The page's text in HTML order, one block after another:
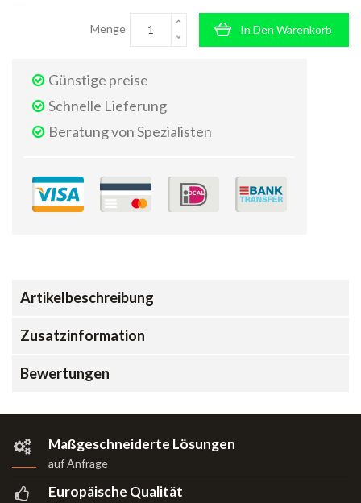
Menge In Den Warenkorb
Günstige preise
Schnelle Lieferung
Beratung von Spezialisten
Artikelbeschreibung
Zusatzinformation
Bewertungen
Maßgeschneiderte Lösungen
auf Anfrage
Europäische Qualität